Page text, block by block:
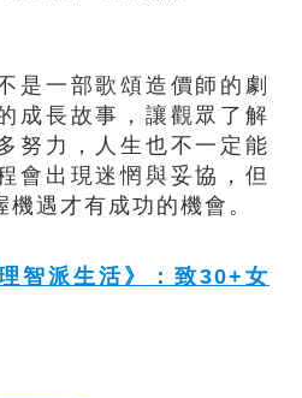
一部歌頌造價師的劇
成長故事，讓觀眾了解
努力，人生也不一定能
會出現迷惘與妥協，但
遇才有成功的機會。
理智派生活》：致30+女